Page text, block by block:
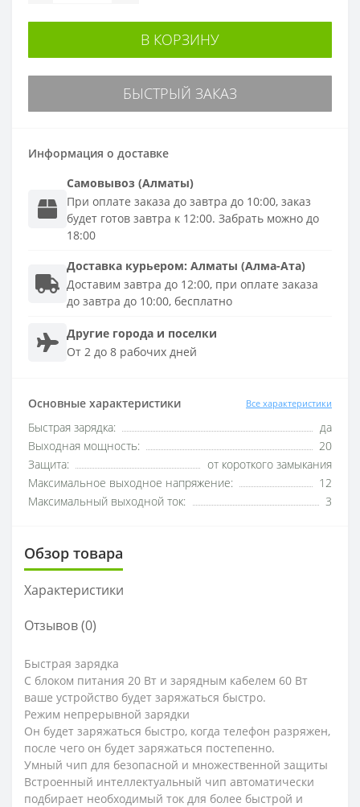
В КОРЗИНУ
БЫСТРЫЙ ЗАКАЗ
Информация о доставке
Самовывоз (Алматы)
При оплате заказа до завтра до 10:00, заказ
будет готов завтра к 12:00. Забрать можно до
18:00
Доставка курьером: Алматы (Алма-Ата)
Доставим завтра до 12:00, при оплате заказа
до завтра до 10:00, бесплатно
Другие города и поселки
От 2 до 8 рабочих дней
Основные характеристики Все характеристики
Быстрая зарядка:
да
Выходная мощность:
20
Защита:
от короткого замыкания
Максимальное выходное напряжение:
12
Максимальный выходной ток:
3
Обзор товара
Характеристики
Отзывов (0)
Быстрая зарядка
С блоком питания 20 Вт и зарядным кабелем 60 Вт
ваше устройство будет заряжаться быстро.
Режим непрерывной зарядки
Он будет заряжаться быстро, когда телефон разряжен,
после чего он будет заряжаться постепенно.
Умный чип для безопасной и множественной защиты
Встроенный интеллектуальный чип автоматически
подбирает необходимый ток для более быстрой и